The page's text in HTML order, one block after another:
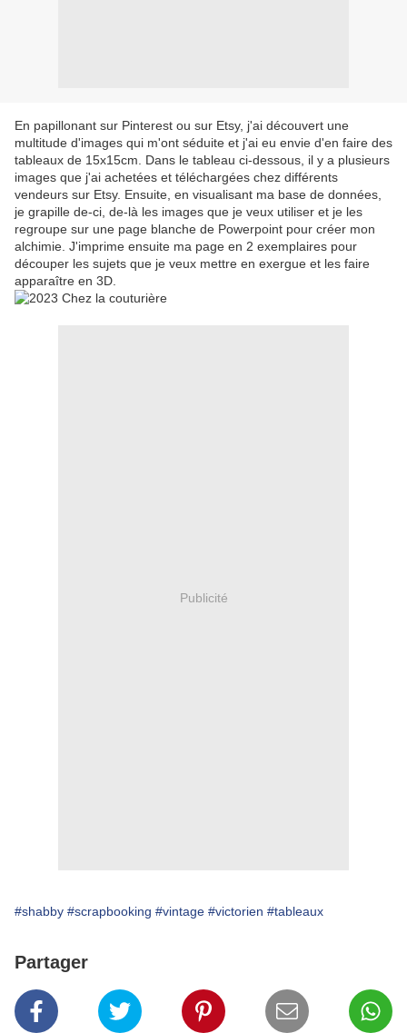
En papillonant sur Pinterest ou sur Etsy, j'ai découvert une
multitude d'images qui m'ont séduite et j'ai eu envie d'en faire des
tableaux de 15x15cm. Dans le tableau ci-dessous, il y a plusieurs
images que j'ai achetées et téléchargées chez différents
vendeurs sur Etsy. Ensuite, en visualisant ma base de données,
je grapille de-ci, de-là les images que je veux utiliser et je les
regroupe sur une page blanche de Powerpoint pour créer mon
alchimie. J'imprime ensuite ma page en 2 exemplaires pour
découper les sujets que je veux mettre en exergue et les faire
apparaître en 3D.
Publicité
#shabby #scrapbooking #vintage #victorien #tableaux
Partager